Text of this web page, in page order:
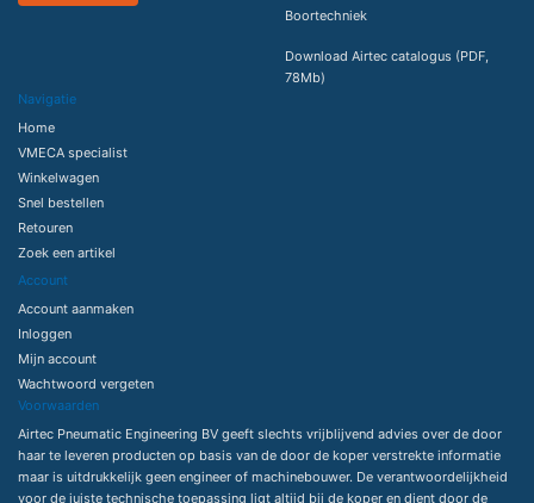
Boortechniek
Download Airtec catalogus (PDF,
78Mb)
Navigatie
Home
VMECA specialist
Winkelwagen
Snel bestellen
Retouren
Zoek een artikel
Account
Account aanmaken
Inloggen
Mijn account
Wachtwoord vergeten
Voorwaarden
Airtec Pneumatic Engineering BV geeft slechts vrijblijvend advies over de door
haar te leveren producten op basis van de door de koper verstrekte informatie
maar is uitdrukkelijk geen engineer of machinebouwer. De verantwoordelijkheid
voor de juiste technische toepassing ligt altijd bij de koper en dient door de